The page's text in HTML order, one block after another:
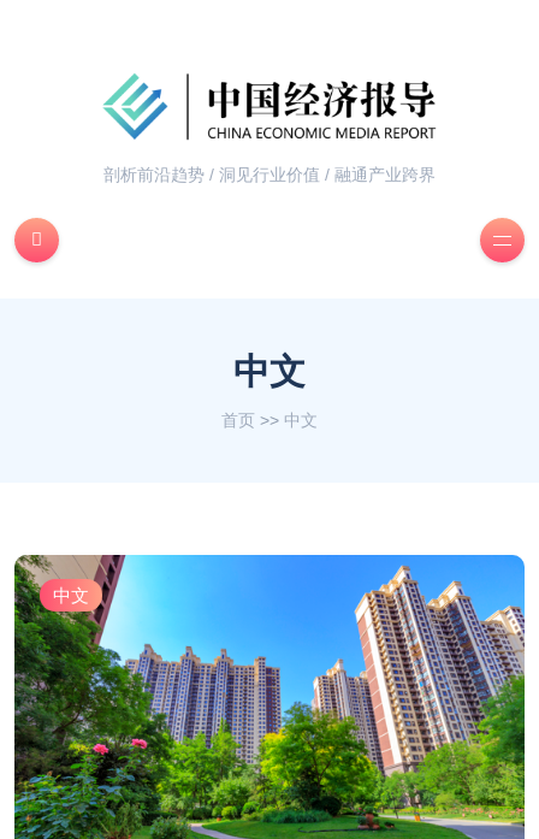
剖析前沿趋势 / 洞见行业价值 / 融通产业跨界
中文
首页 >> 中文
中文